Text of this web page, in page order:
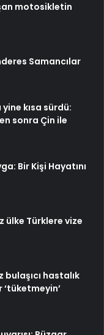
motosikletin
Samancılar
kısa sürdü:
sonra Çin ile
Bir Kişi Hayatını
ülke Türklere vize
bulaşıcı hastalık